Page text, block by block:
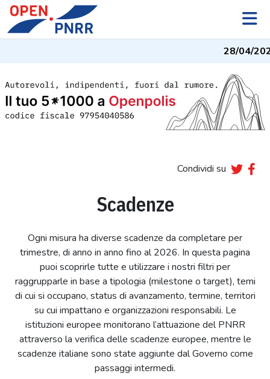
28/04/
Condividi su
Scadenze
Ogni misura ha diverse scadenze da completare per
trimestre, di anno in anno fino al 2026. In questa pagina
puoi scoprirle tutte e utilizzare i nostri filtri per
raggrupparle in base a tipologia (milestone o target), temi
di cui si occupano, status di avanzamento, termine, territori
su cui impattano e organizzazioni responsabili. Le
istituzioni europee monitorano l’attuazione del PNRR
attraverso la verifica delle scadenze europee, mentre le
scadenze italiane sono state aggiunte dal Governo come
passaggi intermedi.